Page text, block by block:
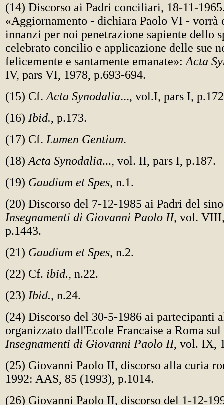
(14) Discorso ai Padri conciliari, 18-11-
«Aggiornamento - dichiara Paolo VI - vorrà
innanzi per noi penetrazione sapiente dello
celebrato concilio e applicazione delle sue
felicemente e santamente emanate»: Acta
IV, pars VI, 1978, p.693-694.
(15) Cf. Acta Synodalia..., vol.I, pars I,
(16) Ibid., p.173.
(17) Cf. Lumen Gentium.
(18) Acta Synodalia..., vol. II, pars I, p.187.
(19) Gaudium et Spes, n.1.
(20) Discorso del 7-12-1985 ai Padri del
Insegnamenti di Giovanni Paolo II, vol.
p.1443.
(21) Gaudium et Spes, n.2.
(22) Cf. ibid., n.22.
(23) Ibid., n.24.
(24) Discorso del 30-5-1986 ai partecipanti
organizzato dall'Ecole Francaise a Roma
Insegnamenti di Giovanni Paolo II, vol. IX,
(25) Giovanni Paolo II, discorso alla curia
1992: AAS, 85 (1993), p.1014.
(26) Giovanni Paolo II, discorso del 1-12-